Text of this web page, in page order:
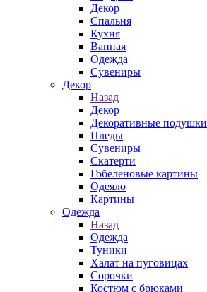
Декор
Спальня
Кухня
Ванная
Одежда
Сувениры
Декор
Назад
Декор
Декоративные подушки
Пледы
Сувениры
Скатерти
Гобеленовые картины
Одеяло
Картины
Одежда
Назад
Одежда
Туники
Халат на пуговицах
Сорочки
Костюм с брюками